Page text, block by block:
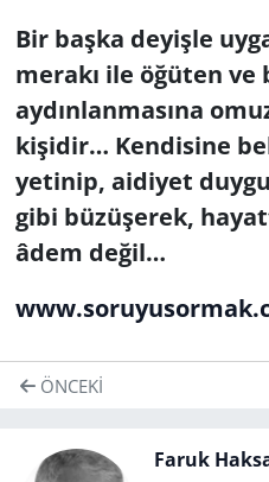
Bir başka deyişle
merakı ile öğüten ve
aydınlanmasına
kişidir… Kendisine
yetinip, aidiyet
gibi büzüşerek,
âdem değil…
ÖNCEKI
Faruk